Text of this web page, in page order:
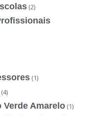
(2)
(1)
(4)
Verde Amarelo (1)